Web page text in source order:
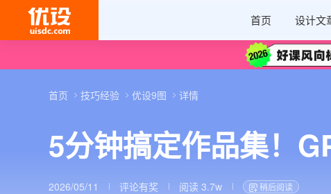
首页 设计文
首页 技巧经验 优设9图 详情
5分钟搞定作品集！
2026/05/11 评论有奖 阅读 3.7w 稍后阅读